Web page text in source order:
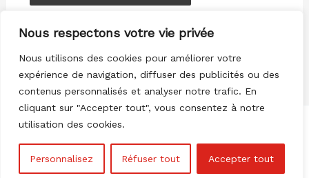
Nous respectons votre vie privée
Nous utilisons des cookies pour améliorer votre
expérience de navigation, diffuser des publicités ou des
contenus personnalisés et analyser notre trafic. En
cliquant sur "Accepter tout", vous consentez à notre
utilisation des cookies.
Personnalisez Réfuser tout Accepter tout